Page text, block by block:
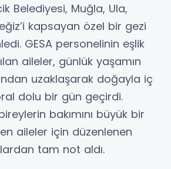
Belediyesi, Muğla, Ula,
kapsayan özel bir gezi
GESA personelinin eşlik
aileler, günlük yaşamın
uzaklaşarak doğayla iç
dolu bir gün geçirdi.
bakımını büyük bir
aileler için düzenlenen
tam not aldı.